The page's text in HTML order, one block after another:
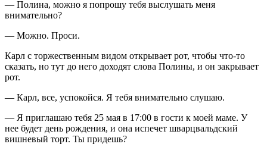
— Полина, можно я попрошу тебя выслушать меня
внимательно?
— Можно. Проси.
Карл с торжественным видом открывает рот, чтобы что-то
сказать, но тут до него доходят слова Полины, и он закрывает
рот.
— Карл, все, успокойся. Я тебя внимательно слушаю.
— Я приглашаю тебя 25 мая в 17:00 в гости к моей маме. У
нее будет день рождения, и она испечет шварцвальдский
вишневый торт. Ты придешь?